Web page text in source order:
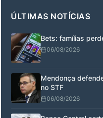
ÚLTIMAS NOTÍCIAS
Bets: famílias
06/08/2026
Mendonça
no STF
06/08/2026